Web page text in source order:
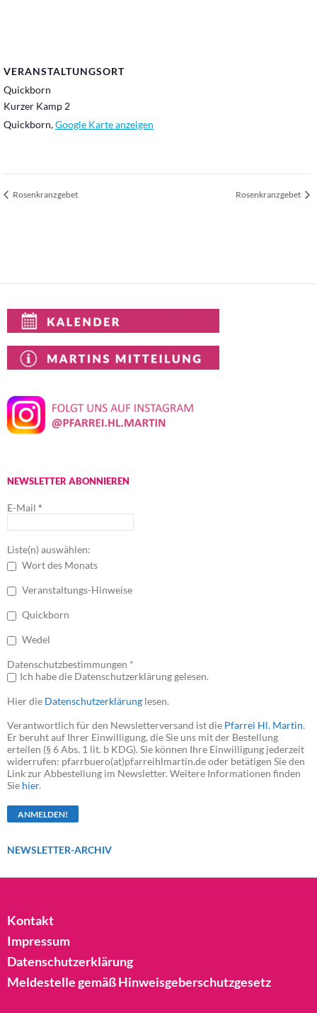
VERANSTALTUNGSORT
Quickborn
Kurzer Kamp 2
Quickborn,Google Karte anzeigen
Rosenkranzgebet Rosenkranzgebet
NEWSLETTER ABONNIEREN
E-Mail *
Liste(n) auswählen:
Wort des Monats
Veranstaltungs-Hinweise
Quickborn
Wedel
Datenschutzbestimmungen *
Ich habe die Datenschutzerklärung gelesen.
Hier die Datenschutzerklärung lesen.
Verantwortlich für den Newsletterversand ist die Pfarrei Hl. Martin.
Er beruht auf Ihrer Einwilligung, die Sie uns mit der Bestellung
erteilen (§ 6 Abs. 1 lit. b KDG). Sie können Ihre Einwilligung jederzeit
widerrufen: pfarrbuero(at)pfarreihlmartin.de oder betätigen Sie den
Link zur Abbestellung im Newsletter. Weitere Informationen finden
Sie hier.
NEWSLETTER-ARCHIV
Kontakt
Impressum
Datenschutzerklärung
Meldestelle gemäß Hinweisgeberschutzgesetz